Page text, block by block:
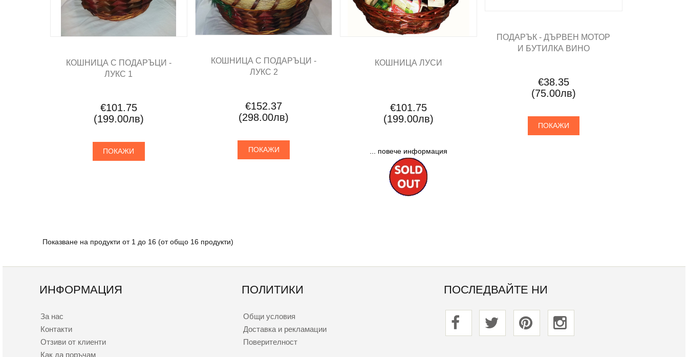
КОШНИЦА С ПОДАРЪЦИ -
ЛУКС 1
€101.75
(199.00лв)
ПОКАЖИ
КОШНИЦА С ПОДАРЪЦИ -
ЛУКС 2
€152.37
(298.00лв)
ПОКАЖИ
КОШНИЦА ЛУСИ
€101.75
(199.00лв)
... повече информация
ПОДАРЪК - ДЪРВЕН МОТОР
И БУТИЛКА ВИНО
€38.35
(75.00лв)
ПОКАЖИ
Показване на продукти от 1 до 16(от общо 16продукти)
ИНФОРМАЦИЯ
За нас
Контакти
Отзиви от клиенти
Как да поръчам
ПОЛИТИКИ
Общи условия
Доставка и рекламации
Поверителност
ПОСЛЕДВАЙТЕ НИ